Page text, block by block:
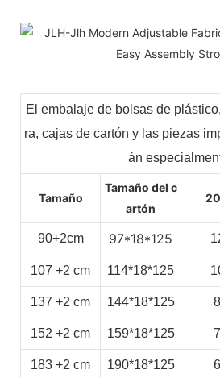
El embalaje de bolsas de
ra, cajas de cartón y las piezas
án
Tamaño
Tamaño del c
artón
90+2cm 97*18*125
107 +2 cm 114*18*125
137 +2 cm 144*18*125
152 +2 cm 159*18*125
183 +2 cm 190*18*125